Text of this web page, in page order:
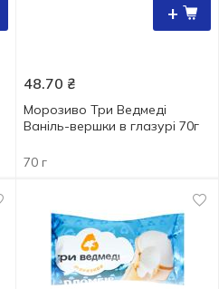
+
48.70 ₴
Морозиво Три Ведмеді
Ваніль-вершки в глазурі 70г
70 г